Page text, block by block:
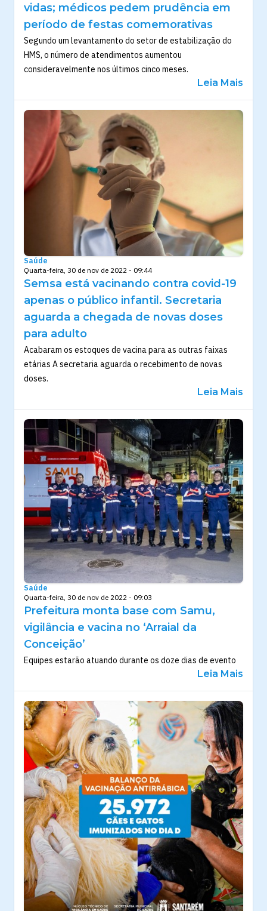
vidas; médicos pedem prudência em
período de festas comemorativas
Segundo um levantamento do setor de estabilização do
HMS, o número de atendimentos aumentou
consideravelmente nos últimos cinco meses.
Leia Mais
Saúde
Quarta-feira, 30 de nov de 2022 - 09:44
Semsa está vacinando contra covid-19
apenas o público infantil. Secretaria
aguarda a chegada de novas doses
para adulto
Acabaram os estoques de vacina para as outras faixas
etárias A secretaria aguarda o recebimento de novas
doses.
Leia Mais
Saúde
Quarta-feira, 30 de nov de 2022 - 09:03
Prefeitura monta base com Samu,
vigilância e vacina no ‘Arraial da
Conceição’
Equipes estarão atuando durante os doze dias de evento
Leia Mais